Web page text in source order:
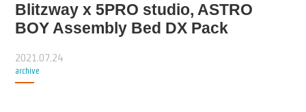
Blitzway x 5PRO studio, ASTRO
BOY Assembly Bed DX Pack
2021.07.24
archive